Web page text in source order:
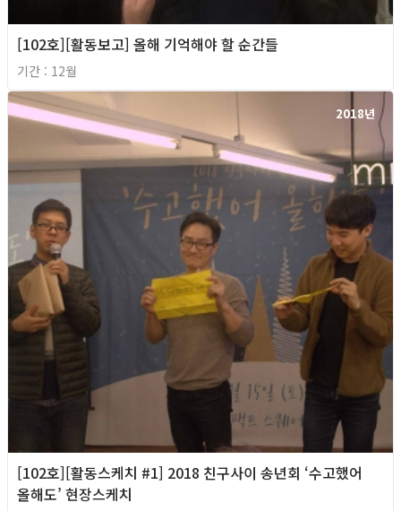
[102호][활동보고] 올해 기억해야 할 순간들
기간 : 12월
2018년
[102호][활동스케치 #1] 2018 친구사이 송년회 ‘수고했어
올해도’ 현장스케치